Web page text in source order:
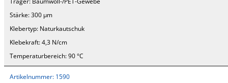
Stärke:300 µm
Klebertyp: Naturkautschuk
Klebekraft:4,3 N/cm
Temperaturbereich:90 °C
Artikelnummer: 1590